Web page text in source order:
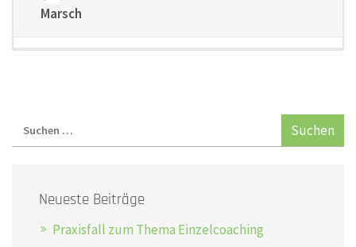
Marsch
Neueste Beiträge
Praxisfall zum Thema Einzelcoaching